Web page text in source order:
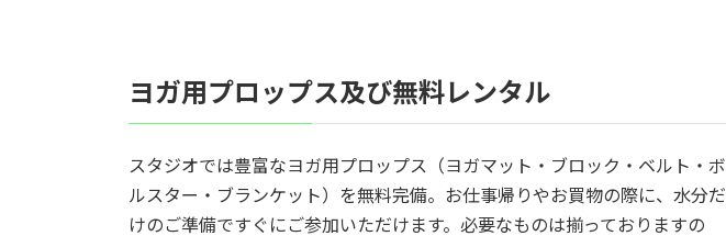
ヨガ用プロップス及び無料レンタル
スタジオでは豊富なヨガ用プロップス（ヨガマット・ブロック・ベルト・ボ
ルスター・ブランケット）を無料完備。お仕事帰りやお買物の際に、水分だ
けのご準備ですぐにご参加いただけます。必要なものは揃っておりますの